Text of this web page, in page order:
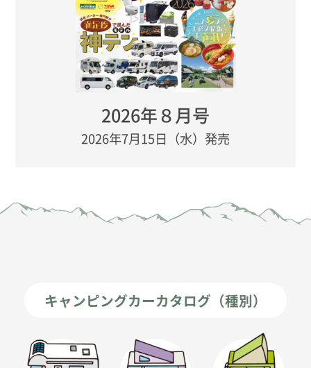
2026年８月号
2026年7月15日（水）発売
キャンピングカーカタログ（種別）